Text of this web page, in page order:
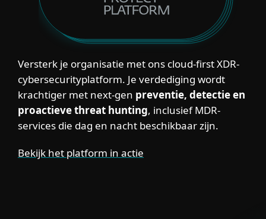
Versterk je organisatie met ons cloud-first XDR-
cybersecurityplatform. Je verdediging wordt
krachtiger met next-gen preventie, detectie en
proactieve threat hunting, inclusief MDR-
services die dag en nacht beschikbaar zijn.
Bekijk het platform in actie